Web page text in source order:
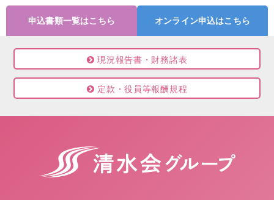
申込書類一覧はこちら オンライン申込はこちら
現況報告書・財務諸表
定款・役員等報酬規程